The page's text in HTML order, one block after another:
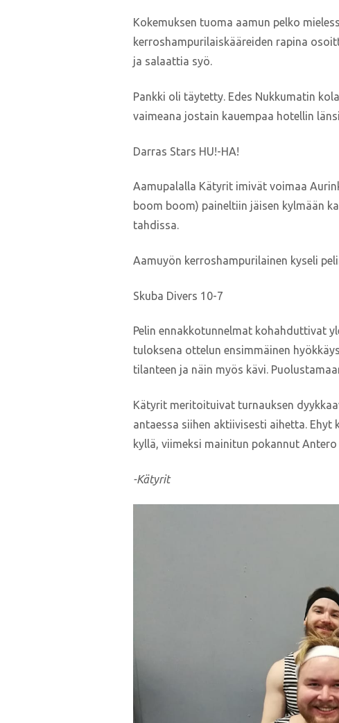
Kokemuksen tuoma aamun pelko
kerroshampurilaiskääreiden rapina
ja salaattia syö.
Pankki oli täytetty. Edes Nukkumatin
vaimeana jostain kauempaa hotellin
Darras Stars HU!-HA!
Aamupalalla Kätyrit imivät voimaa
boom boom) paineltiin jäisen kylmään
tahdissa.
Aamuyön kerroshampurilainen kyseli
Skuba Divers 10-7
Pelin ennakkotunnelmat kohahduttivat
tuloksena ottelun ensimmäinen
tilanteen ja näin myös kävi.
Kätyrit meritoituivat turnauksen
antaessa siihen aktiivisesti aihetta.
kyllä, viimeksi mainitun pokannut
-Kätyrit